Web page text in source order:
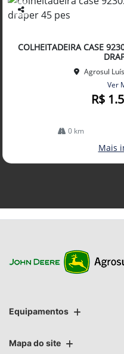
Co
arti
lhe
COLHEITADEIRA CASE
Agrosul
Ver
R$
0 km
Mais
Equipamentos
Mapa do site